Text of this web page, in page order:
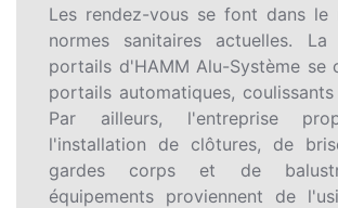
Les rendez-vous se font dans le
normes sanitaires actuelles.
portails d'HAMM Alu-Système se
portails automatiques,
Par ailleurs, l'entreprise
l'installation de clôtures, de
gardes corps et de
équipements proviennent de